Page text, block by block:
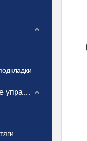
Подвеска / рулевое управление